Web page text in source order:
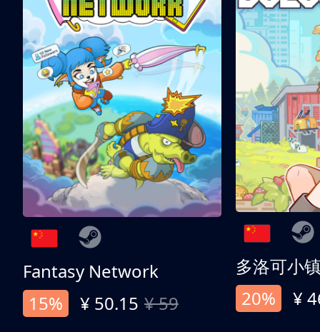
Fantasy Network
15%
¥ 50.15 ¥ 59
多洛可小
20%
¥